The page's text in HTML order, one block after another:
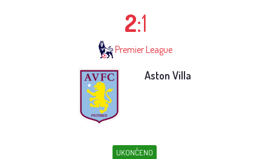
2:1
Premier League
Aston Villa
UKONČENO